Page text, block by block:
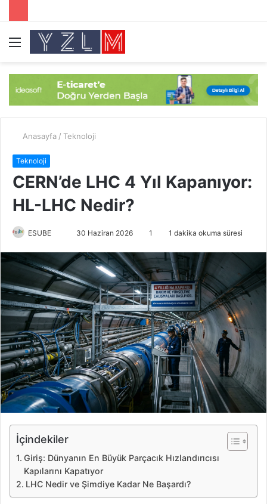
Menü
Anasayfa / Teknoloji
Teknoloji
CERN’de LHC 4 Yıl Kapanıyor:
HL-LHC Nedir?
ESUBE
r
e
p
o
s
t
a
g
ö
n
m
e
30 Haziran 2026 1 1 dakika okuma süresi
İçindekiler
Giriş: Dünyanın En Büyük Parçacık Hızlandırıcısı
Kapılarını Kapatıyor
LHC Nedir ve Şimdiye Kadar Ne Başardı?